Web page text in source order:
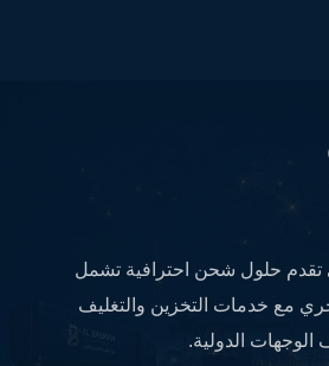
تقدم حلول شحن احترافية تشمل
مع خدمات التخزين والتغليف
الدولية.